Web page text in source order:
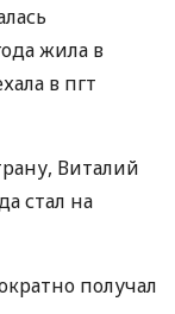
жила в
в пгт
Виталий
стал на
получал